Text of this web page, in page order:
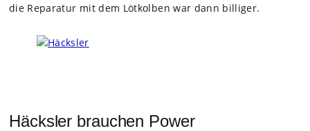
die Repa­ra­tur mit dem Löt­kol­ben war dann bil­li­ger.
Häcksler brauchen Power